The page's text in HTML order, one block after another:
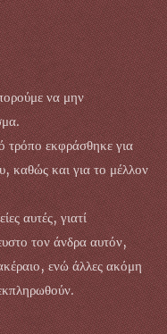
να μην
τρόπο εκφράσθηκε για
καθώς και για το μέλλον
αυτές, γιατί
τον άνδρα αυτόν,
ενώ άλλες ακόμη